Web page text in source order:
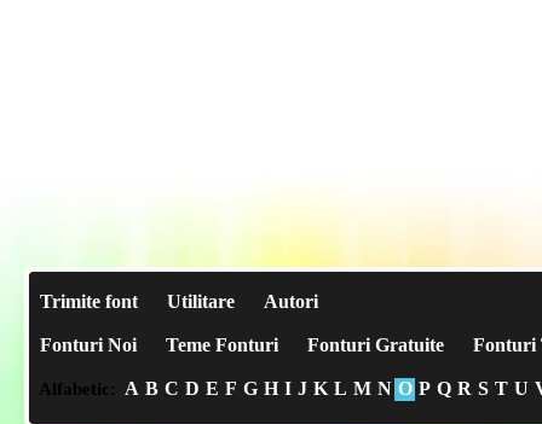
Trimite font Utilitare Autori
Fonturi Noi Teme Fonturi Fonturi Gratuite Fonturi
Alfabetic: A B C D E F G H I J K L M N O P Q R S T U